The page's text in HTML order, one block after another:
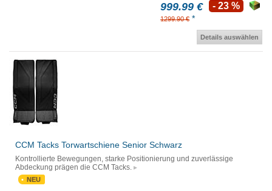
999.99 €
1299.90 € *
- 23 %
Details auswählen
CCM Tacks Torwartschiene Senior Schwarz
Kontrollierte Bewegungen, starke Positionierung und zuverlässige
Abdeckung prägen die CCM Tacks.
NEU